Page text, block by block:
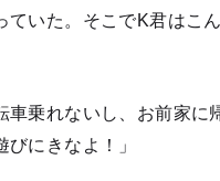
ていた。そこでK君はこ
車乗れないし、お前家に
びにきなよ！」